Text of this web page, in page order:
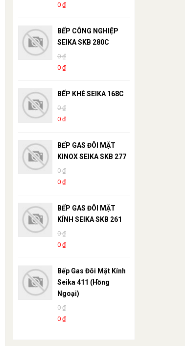
0 ₫
BẾP CÔNG NGHIỆP
SEIKA SKB 280C
0 ₫
0 ₫
BẾP KHÈ SEIKA 168C
0 ₫
0 ₫
BẾP GAS ĐÔI MẶT
KINOX SEIKA SKB 277
0 ₫
0 ₫
BẾP GAS ĐÔI MẶT
KÍNH SEIKA SKB 261
0 ₫
0 ₫
Bếp Gas Đôi Mặt Kính
Seika 411 (Hồng
Ngoại)
0 ₫
0 ₫